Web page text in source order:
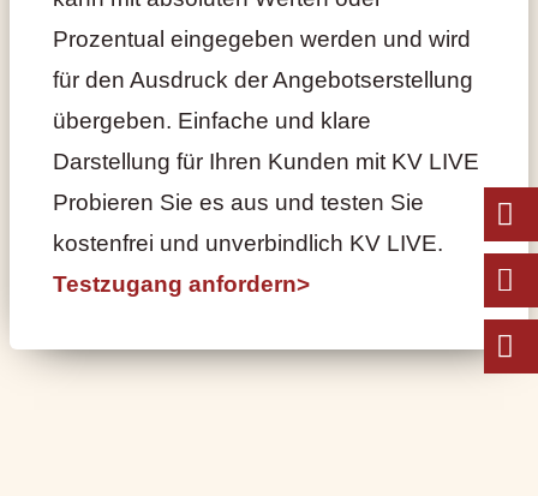
Prozentual eingegeben werden und wird
für den Ausdruck der Angebotserstellung
übergeben. Einfache und klare
Darstellung für Ihren Kunden mit KV LIVE
Probieren Sie es aus und testen Sie
kostenfrei und unverbindlich KV LIVE.
Testzugang anfordern>